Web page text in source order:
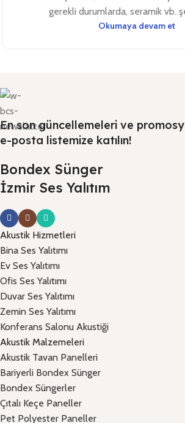
gerekli durumlarda, seramik vb.
Okumaya devam et
En son güncellemeleri ve
e-posta listemize katılın!
Bondex Sünger
İzmir Ses Yalıtım
Akustik Hizmetleri
Bina Ses Yalıtımı
Ev Ses Yalıtımı
Ofis Ses Yalıtımı
Duvar Ses Yalıtımı
Zemin Ses Yalıtımı
Konferans Salonu Akustiği
Akustik Malzemeleri
Akustik Tavan Panelleri
Bariyerli Bondex Sünger
Bondex Süngerler
Çıtalı Keçe Paneller
Pet Polyester Paneller